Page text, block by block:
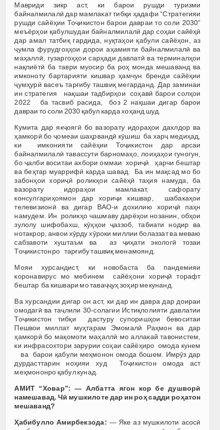
Мавриди зикр аст, ки барои рушди туризми
байналмилалӣ дар мамлакат тибқи ҳадафи “Стратегияи
рушди сайёҳии Тоҷикистон барои давраи то соли 2030”
меъёрҳои қабулшудаи байналмилалӣ дар соҳаи сайёҳӣ
дар амал татбиқ гардида, нуқтаҳои қабули сайёҳон, аз
ҷумла фурудгоҳҳои дорои аҳамияти байналмилалӣ ва
маҳаллӣ, гузаргоҳҳои сарҳади давлатӣ ва терминалҳои
нақлиётӣ ба таври муосир ба роҳ монда мешаванд ва
имконоту бартарияти кишвар ҳамчун бренди сайёҳии
ҷумҳурӣ васеъ тарғибу ташвиқ мегарданд. Дар заминаи
ин стратегия нақшаи тадбирҳои соҳавӣ барои солҳои
2022 ба тасвиб расида, боз 2 нақшаи дигар барои
давраи то соли 2030 қабул карда хоҳанд шуд.
Кумита дар якҷоягӣ бо вазорату идораҳои дахлдор ва
ҳамкорӣ бо ҷомеаи шаҳрвандӣ кӯшиш ба харҷ медиҳад,
ки имконияти сайёҳии Тоҷикистон дар арсаи
байналмилалӣ тавассути барномаҳо, лоиҳаҳои гуногун,
бо ҷалби воситаи ахбори оммаи хориҷӣ ҳарчи бештар
ва беҳтар муаррифӣ карда шавад. Ба ин мақсад мо бо
забонҳои хориҷӣ роликҳои сайёҳӣ таҳия намуда, ба
вазорату идораҳои мамлакат, сафорату
консулгариҳоямон дар хориҷи кишвар, шабакаҳои
телевизионӣ ва дигар ВАО-и дохилию хориҷӣ паҳн
намудем. Ин роликҳо чашмаву дарёҳои нозанин, обҳои
зулолу шифобахш, кӯҳҳои ҷаззоб, табиати нодир ва
нотакрор, анвои хӯрду хӯроки миллии болаззат ва меваю
сабзавоти хуштаъм ва аз ҷиҳати экологӣ тозаи
Тоҷикистонро тарғибу ташвиқ менамоянд.
Мояи хурсандист, ки новобаста ба пандемияи
коронавирус мо мебинем сайёҳони хориҷӣ торафт
бештар ба кишвари мо таваҷҷуҳ зоҳир мекунанд.
Ва хурсандии дигар он аст, ки дар ин давра дар доираи
омодагӣ ва таҷлили 30-солагии Истиқлолияти давлатии
Тоҷикистон тибқи дастуру супоришҳои бевоситаи
Пешвои миллат муҳтарам Эмомалӣ Раҳмон ва дар
ҳамкорӣ бо мақомоти маҳаллӣ мо аллакай тавонистем,
ки инфрасохтори зарурии соҳаи сайёҳиро омода кунем
ва барои қабули меҳмонон омода бошем. Имрӯз дар
дурдасттарин ноҳияи худ Тоҷикистон омода аст
меҳмононро қабул кунад.
АМИТ “Ховар”: — Албатта ягон кор бе душворӣ
намешавад. Чӣ мушкилоте дар ин роҳ садди роҳатон
мешаванд?
Ҳабибулло Амирбекзода: — Яке аз мушкилоти асосӣ